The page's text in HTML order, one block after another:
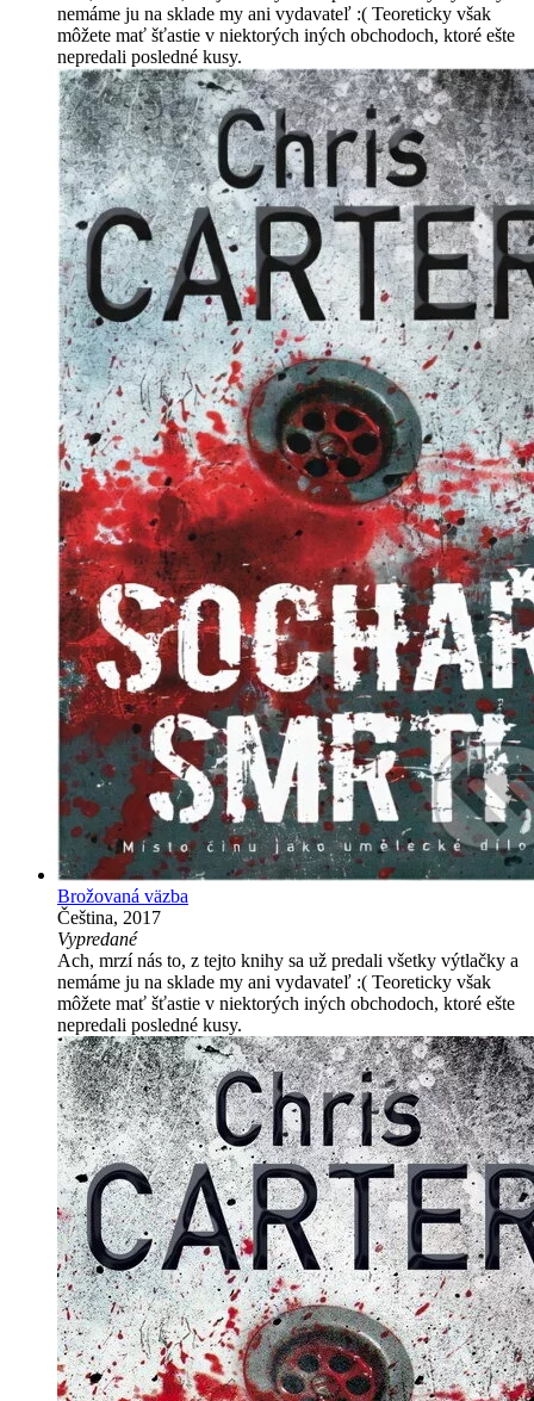
nemáme ju na sklade my ani vydavateľ :( Teoreticky však
môžete mať šťastie v niektorých iných obchodoch, ktoré ešte
nepredali posledné kusy.
Brožovaná väzba
Čeština, 2017
Vypredané
Ach, mrzí nás to, z tejto knihy sa už predali všetky výtlačky a
nemáme ju na sklade my ani vydavateľ :( Teoreticky však
môžete mať šťastie v niektorých iných obchodoch, ktoré ešte
nepredali posledné kusy.